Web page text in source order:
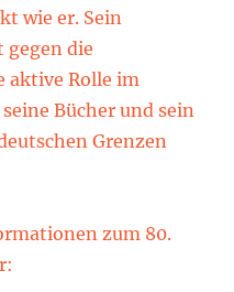
wie er. Sein
gegen die
aktive Rolle im
Bücher und sein
Grenzen
zum 80.